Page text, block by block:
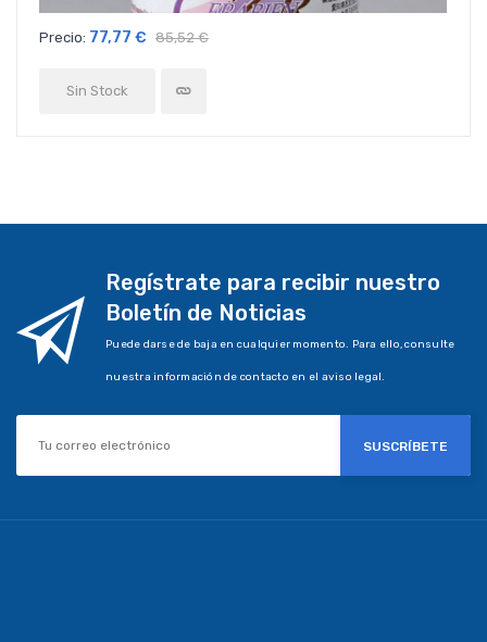
Precio: 77,77 € 85,52 €
Sin Stock
Regístrate para recibir nuestro
Boletín de Noticias
Puede darse de baja en cualquier momento. Para ello, consulte
nuestra información de contacto en el aviso legal.
SUSCRÍBETE